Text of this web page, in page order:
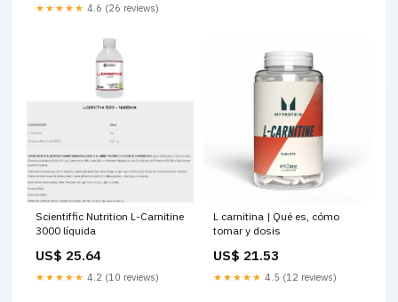
★★★★★ 4.6 (26 reviews)
Scientiffic Nutrition L-Carnitine
3000 líquida
US$ 25.64
★★★★★ 4.2 (10 reviews)
L carnitina | Qué es, cómo
tomar y dosis
US$ 21.53
★★★★★ 4.5 (12 reviews)